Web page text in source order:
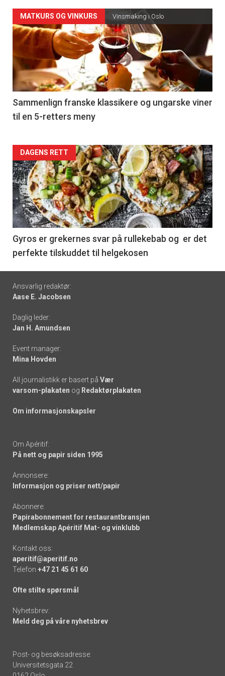
Forsiden
akkurat
nå
-
5
MATKURS OG VINKURS Vinsmaking i Oslo
Sammenlign franske klassikere og ungarske viner
til en 5-retters meny
Forsiden
akkurat
nå
-
6
DAGENS RETT
Gyros er grekernes svar på rullekebab og er det
perfekte tilskuddet til helgekosen
Footer
-
links
Ansvarlig redaktør:
Aase E. Jacobsen
Daglig leder:
Jan H. Amundsen
Event manager:
Mina Hovden
All journalistikk er basert på Vær
varsom-plakaten og Redaktørplakaten
Om informasjonskapsler
Om Apéritif:
På nett og papir siden 1995
Annonsere:
Informasjon og priser nett/papir
Abonnere:
Papirabonnement for restaurantbransjen
Medlemskap Apéritif Mat- og vinklubb
Kontakt oss:
aperitif@aperitif.no
Telefon +47 21 45 61 60
Ofte stilte spørsmål
Nyhetsbrev:
Meld deg på våre nyhetsbrev
Post- og besøksadresse:
Universitetsgata 22